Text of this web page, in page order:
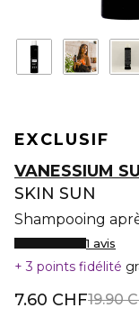
EXCLUSIF
VANESSIUM
SKIN SUN
Shampooing
1 avis
3 points fidélité
7.60 CHF19.90